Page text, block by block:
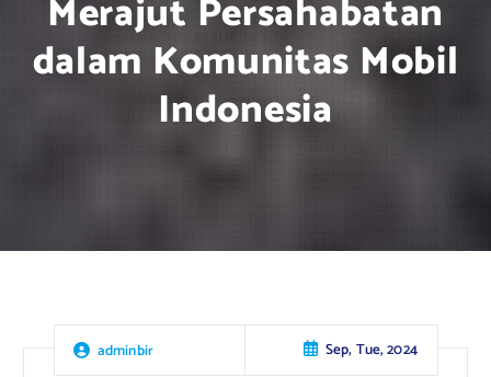
Merajut Persahabatan
dalam Komunitas Mobil
Indonesia
adminbir Sep, Tue, 2024